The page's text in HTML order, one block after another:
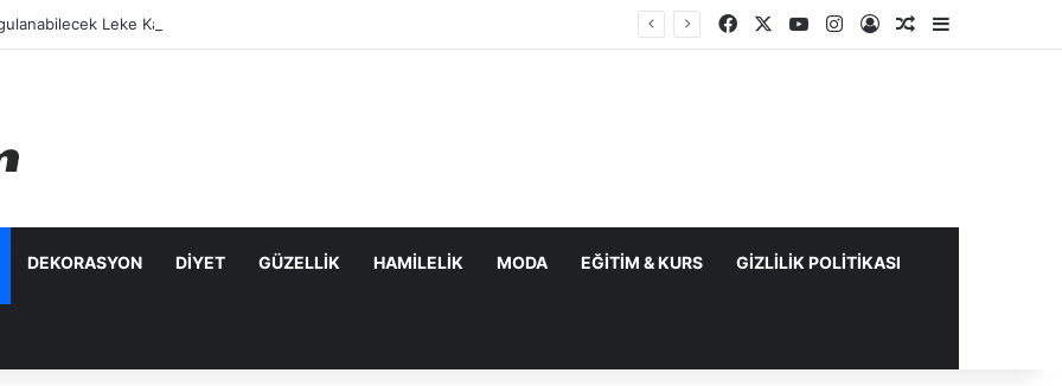
Leke Karşıtı Maskeler FacebookYouTubeInstagram
Kayıt OlRastgele Makale
Kenar
DEKORASYON DIYET GÜZELLIK HAMILELIK MODA EĞITIM & KURS GIZLILIK POLITIKASI